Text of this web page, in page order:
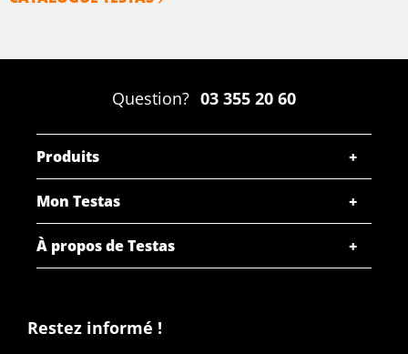
Question? 03 355 20 60
Produits
Mon Testas
À propos de Testas
Restez informé !